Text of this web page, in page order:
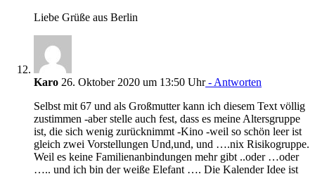
Liebe Grüße aus Berlin
Karo 26. Oktober 2020 um 13:50 Uhr- Antworten
Selbst mit 67 und als Großmutter kann ich diesem Text völlig
zustimmen -aber stelle auch fest, dass es meine Altersgruppe
ist, die sich wenig zurücknimmt -Kino -weil so schön leer ist
gleich zwei Vorstellungen Und,und, und ….nix Risikogruppe.
Weil es keine Familienanbindungen mehr gibt ..oder …oder
….. und ich bin der weiße Elefant …. Die Kalender Idee ist